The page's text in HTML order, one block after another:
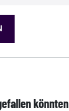
könnten